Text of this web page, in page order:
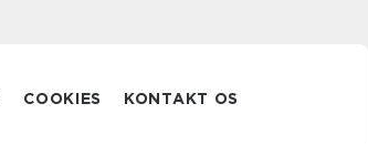
COOKIES KONTAKT OS